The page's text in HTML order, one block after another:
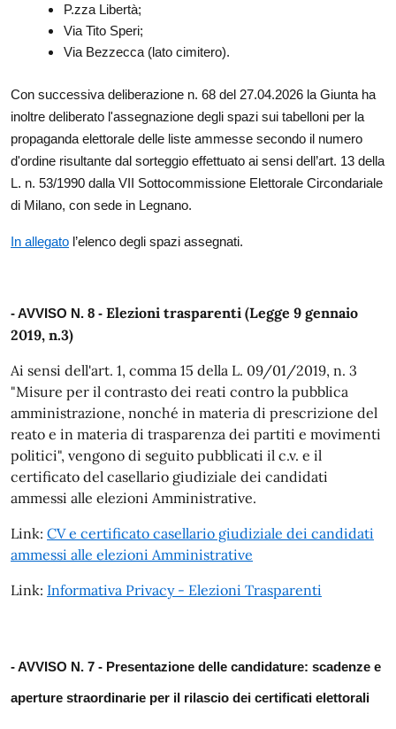
P.zza Libertà;
Via Tito Speri;
Via Bezzecca (lato cimitero).
Con successiva deliberazione n. 68 del 27.04.2026 la Giunta ha
inoltre deliberato l'assegnazione degli spazi sui tabelloni per la
propaganda elettorale delle liste ammesse secondo il numero
d'ordine risultante dal sorteggio effettuato ai sensi dell’art. 13 della
L. n. 53/1990 dalla VII Sottocommissione Elettorale Circondariale
di Milano, con sede in Legnano.
In allegato l’elenco degli spazi assegnati.
- AVVISO N. 8 - Elezioni trasparenti (Legge 9 gennaio
2019, n.3)
Ai sensi dell'art. 1, comma 15 della L. 09/01/2019, n. 3
"Misure per il contrasto dei reati contro la pubblica
amministrazione, nonché in materia di prescrizione del
reato e in materia di trasparenza dei partiti e movimenti
politici", vengono di seguito pubblicati il c.v. e il
certificato del casellario giudiziale dei candidati
ammessi alle elezioni Amministrative.
Link: CV e certificato casellario giudiziale dei candidati
ammessi alle elezioni Amministrative
Link: Informativa Privacy - Elezioni Trasparenti
- AVVISO N. 7 - Presentazione delle candidature: scadenze e
aperture straordinarie per il rilascio dei certificati elettorali